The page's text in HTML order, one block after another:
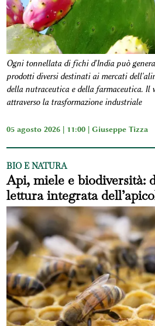
Ogni tonnellata di fichi d'India può
prodotti diversi destinati ai mercati
della nutraceutica e della farmaceutica. Il
attraverso la trasformazione industriale
05 agosto 2026 | 11:00 | Giuseppe Tizza
BIO E NATURA
Api, miele e biodiversità:
lettura integrata